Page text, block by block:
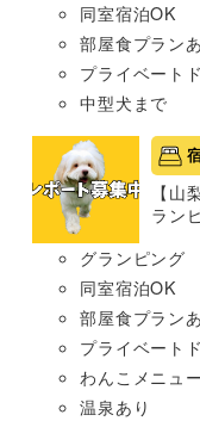
同室宿泊OK
部屋食プラン
プライベート
中型犬まで
【山
ラン
グランピング
同室宿泊OK
部屋食プラン
プライベート
わんこメニュ
温泉あり